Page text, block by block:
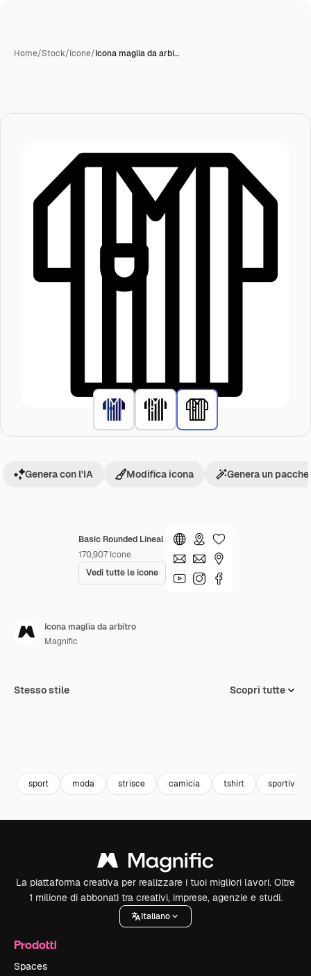
Home/Stock/Icone/Icona maglia da arbi…
Basic Rounded Lineal
170,907 Icone
Vedi tutte le icone
Genera con l'IA Modifica icona Genera un
Icona maglia da arbitro
Magnific
Stesso stile Scopri tutte
sport moda strisce camicia tshirt sportiva
La piattaforma creativa per realizzare i tuoi migliori lavori. Oltre
1 milione di abbonati tra creativi, imprese, agenzie e studi.
Italiano
Prodotti
Spaces